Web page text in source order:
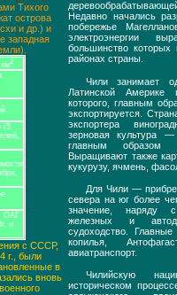
Тихого
острова
и др.) и
западная
2.
(5
ОАГ
и
с СССР,
г., были
в
вновь
Недавно начались
побережье
электроэнергии
большинство которых
районах страны.
Чили занимает
Латинской
которого, главным
экспортируется.
экспортера
зерновая культура
главным образом
Выращивают также
кукурузу, ячмень,
Для Чили —
севера на юг более
значение, наряду
железных и
судоходство.
копилья,
авиатранспорт.
Чилийскую
историческом